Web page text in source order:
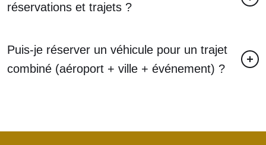
réservations et trajets ?
Puis-je réserver un véhicule pour un trajet
combiné (aéroport + ville + événement) ?